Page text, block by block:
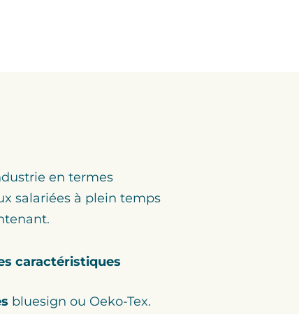
en termes
salariées à plein temps
caractéristiques
bluesign ou Oeko-Tex.